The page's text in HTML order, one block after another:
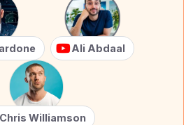
Ali Abdaal
Chris Williamson